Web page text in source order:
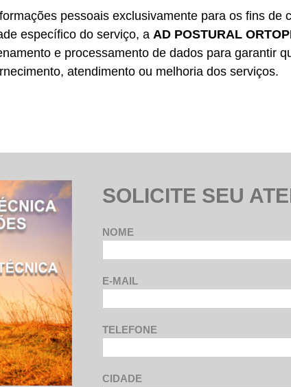
pessoais exclusivamente para os fins de
específico do serviço, a AD POSTURAL
e processamento de dados para garantir
atendimento ou melhoria dos serviços.
SOLICITE SEU
NOME
E-MAIL
TELEFONE
CIDADE